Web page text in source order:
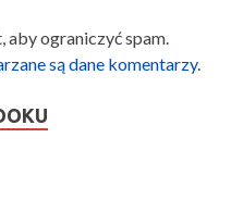
ograniczyć spam.
są dane komentarzy.